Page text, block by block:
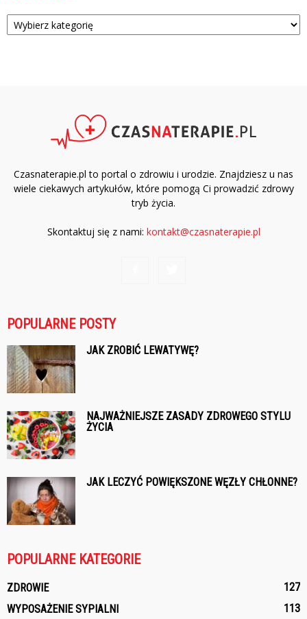
Kategorie
Czasnaterapie.pl to portal o zdrowiu i urodzie. Znajdziesz u nas
wiele ciekawych artykułów, które pomogą Ci prowadzić zdrowy
tryb życia.
Skontaktuj się z nami: kontakt@czasnaterapie.pl
POPULARNE POSTY
JAK ZROBIĆ LEWATYWĘ?
NAJWAŻNIEJSZE ZASADY ZDROWEGO STYLU
ŻYCIA
JAK LECZYĆ POWIĘKSZONE WĘZŁY CHŁONNE?
POPULARNE KATEGORIE
ZDROWIE
127
WYPOSAŻENIE SYPIALNI
113